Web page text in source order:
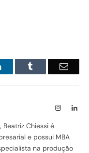
LinkedIn Email
Instagram
Beatriz Chiessi é
e possui MBA
na produção